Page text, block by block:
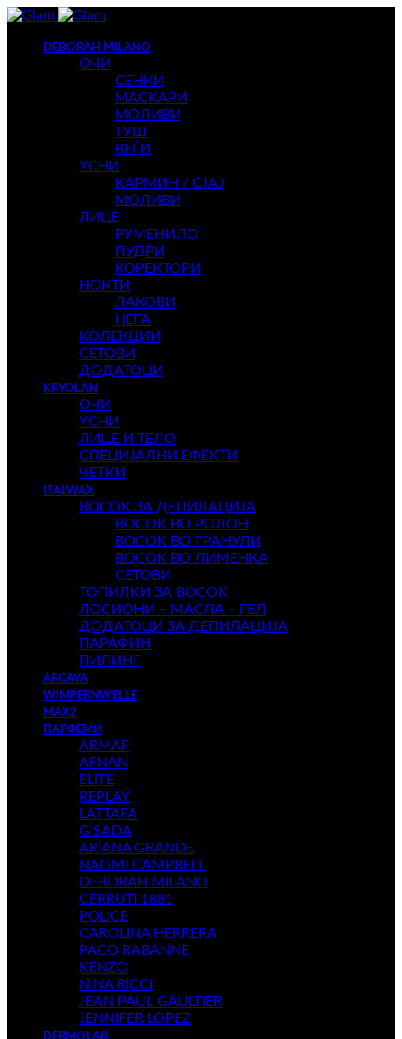
DEBORAH MILANO
ОЧИ
СЕНКИ
МАСКАРИ
МОЛИВИ
ТУШ
ВЕЃИ
УСНИ
КАРМИН / СЈАЈ
МОЛИВИ
ЛИЦЕ
РУМЕНИЛО
ПУДРИ
КОРЕКТОРИ
НОКТИ
ЛАКОВИ
НЕГА
КОЛЕКЦИИ
СЕТОВИ
ДОДАТОЦИ
KRYOLAN
ОЧИ
УСНИ
ЛИЦЕ И ТЕЛО
СПЕЦИЈАЛНИ ЕФЕКТИ
ЧЕТКИ
ITALWAX
ВОСОК ЗА ДЕПИЛАЦИЈА
ВОСОК ВО РОЛОН
ВОСОК ВО ГРАНУЛИ
ВОСОК ВО ЛИМЕНКА
СЕТОВИ
ТОПИЛКИ ЗА ВОСОК
ЛОСИОНИ – МАСЛА – ГЕЛ
ДОДАТОЦИ ЗА ДЕПИЛАЦИЈА
ПАРАФИН
ПИЛИНГ
ARCAYA
WIMPERNWELLE
MAX2
ПАРФЕМИ
ARMAF
AFNAN
ELITE
REPLAY
LATTAFA
GISADA
ARIANA GRANDE
NAOMI CAMPBELL
DEBORAH MILANO
CERRUTI 1881
POLICE
CAROLINA HERRERA
PACO RABANNE
KENZO
NINA RICCI
JEAN PAUL GAULTIER
JENNIFER LOPEZ